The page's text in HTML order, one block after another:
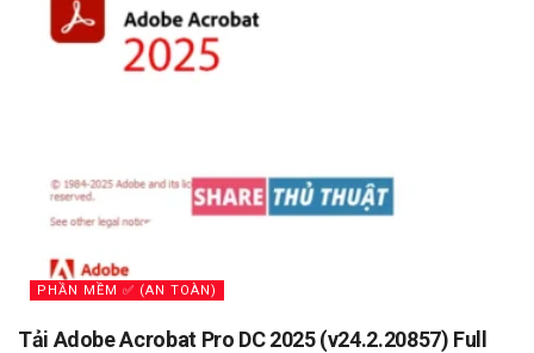
PHẦN MỀM ✅ (AN TOÀN)
Tải Adobe Acrobat Pro DC 2025 (v24.2.20857) Full